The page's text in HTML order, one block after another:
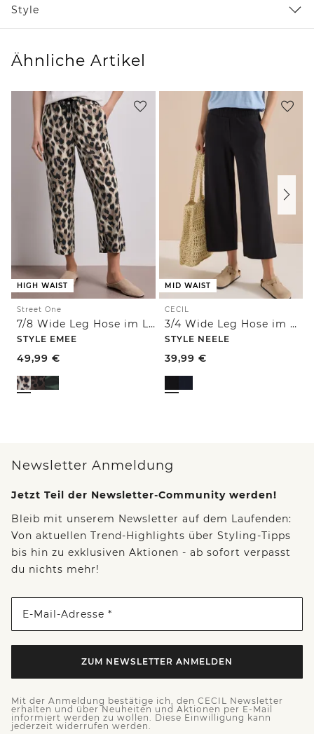
Style
Ähnliche Artikel
HIGH WAIST
Street One
7/8 Wide Leg Hose im Loose Fit mit Print
STYLE EMEE
49,99 €
MID WAIST
CECIL
3/4 Wide Leg Hose im Casual Fit
STYLE NEELE
39,99 €
Newsletter Anmeldung
Jetzt Teil der Newsletter-Community werden!
Bleib mit unserem Newsletter auf dem Laufenden:
Von aktuellen Trend-Highlights über Styling-Tipps
bis hin zu exklusiven Aktionen - ab sofort verpasst
du nichts mehr!
E-Mail-Adresse *
ZUM NEWSLETTER ANMELDEN
Mit der Anmeldung bestätige ich, den CECIL Newsletter
erhalten und über Neuheiten und Aktionen per E-Mail
informiert werden zu wollen. Diese Einwilligung kann
jederzeit widerrufen werden.